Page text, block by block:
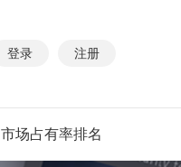
登录 注册
市场占有率排名